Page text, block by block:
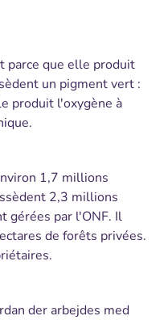
parce que elle produit
un pigment vert :
produit l'oxygène à
1,7 millions
2,3 millions
gérées par l'ONF. Il
de forêts privées.
der arbejdes med